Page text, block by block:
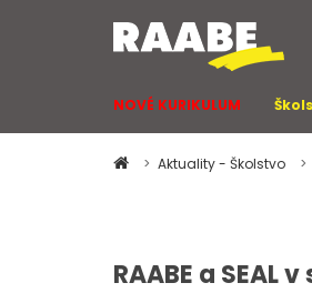
NOVÉ KURIKULUM
Aktuality - Školstvo
RAABE a SEAL